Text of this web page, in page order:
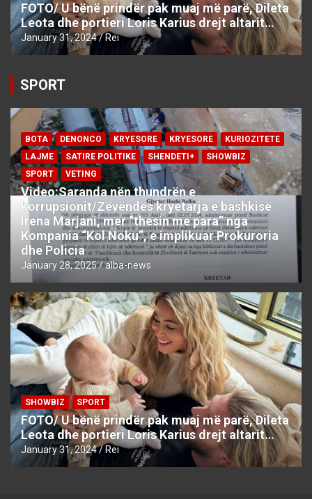
FOTO/ U bënë prindër pak muaj më parë, Dileta
Leota dhe portieri Loris Karius drejt altarit…
January 31, 2024 Rei
SPORT
BOTA DENONCO KRYESORE KRYESORE
KURIOZITETE
LAJME
SATIRE POLITIKE SHENDETI+
SHOWBIZ
SPORT
VETING
Video:Saranda nën thundrën e
korrupsionit/Zëvëndës kryetarja e bashkisë
Irena Marjani, mer “thesin me para” nga
Kompania “Kol Noku”, e implikuar Prokuroria
dhe Policia
January 28, 2025 alba-news
SHOWBIZ SPORT
FOTO/ U bënë prindër pak muaj më parë, Dileta
Leota dhe portieri Loris Karius drejt altarit…
January 31, 2024 Rei